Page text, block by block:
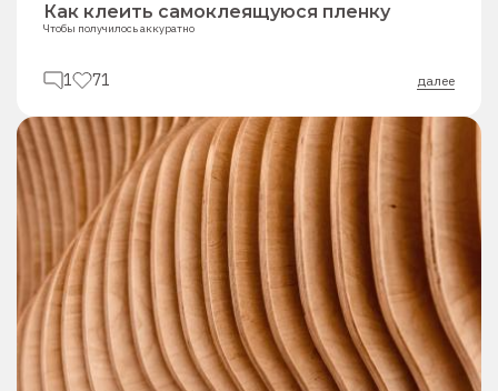
Как клеить самоклеящуюся пленку
Чтобы получилось аккуратно
1 71 далее